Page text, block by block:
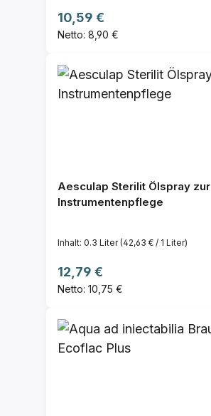
Regulärer Preis:
10,59 €
Netto: 8,90 €
Aesculap Sterilit Ölspray zur
Instrumentenpflege
Inhalt: 0.3 Liter(42,63 € / 1 Liter)
Regulärer Preis:
12,79 €
Netto: 10,75 €